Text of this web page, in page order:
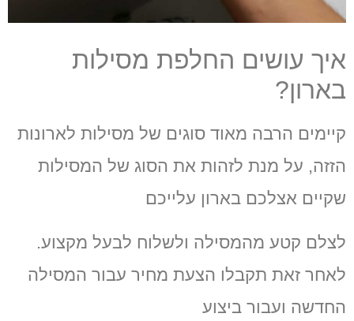
איך עושים החלפת מסילות
בארון?
קיימים הרבה מאוד סוגים של מסילות לארונות
הזזה, על מנת לזהות את הסוג של המסילות
שקיים אצלכם בארון עלייכם
לצלם קטע מהמסילה ולשלוח לבעל מקצוע.
לאחר זאת תקבלו הצעת מחיר עבור המסילה
החדשה ועבור ביצוע